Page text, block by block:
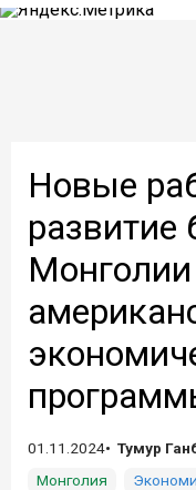
Новые
развитие
Монголии
01.11.2024
Тумур
Монголия